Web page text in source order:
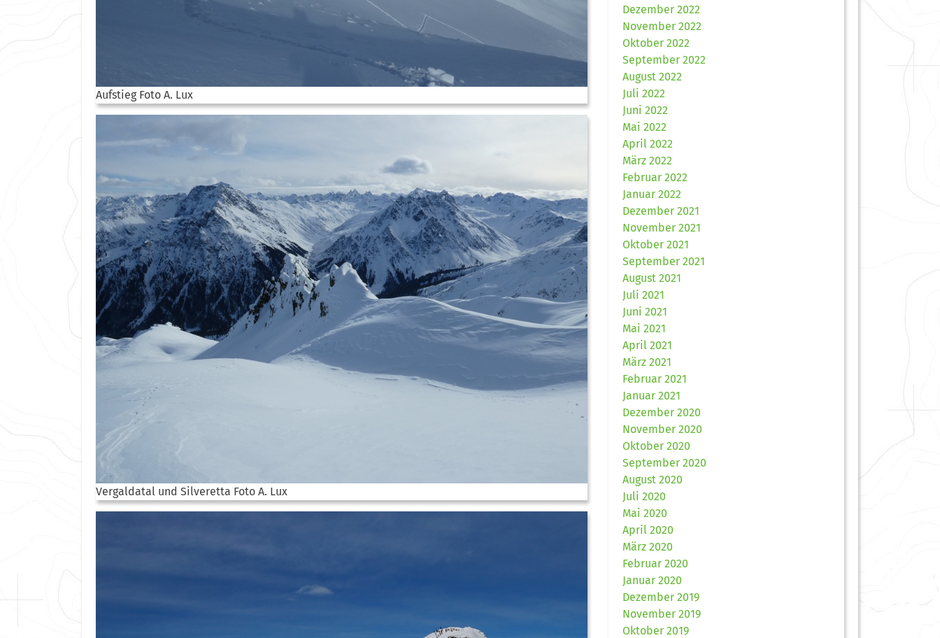
Aufstieg Foto A. Lux
Vergaldatal und Silveretta Foto A. Lux
Dezember 2022
November 2022
Oktober 2022
September 2022
August 2022
Juli 2022
Juni 2022
Mai 2022
April 2022
März 2022
Februar 2022
Januar 2022
Dezember 2021
November 2021
Oktober 2021
September 2021
August 2021
Juli 2021
Juni 2021
Mai 2021
April 2021
März 2021
Februar 2021
Januar 2021
Dezember 2020
November 2020
Oktober 2020
September 2020
August 2020
Juli 2020
Mai 2020
April 2020
März 2020
Februar 2020
Januar 2020
Dezember 2019
November 2019
Oktober 2019